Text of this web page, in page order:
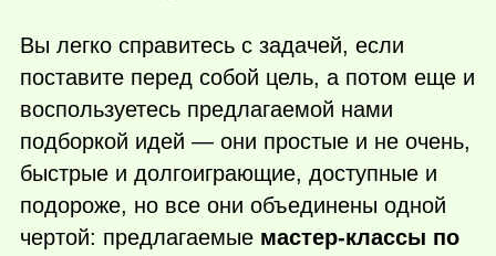
Вы легко справитесь с задачей, если
поставите перед собой цель, а потом еще и
воспользуетесь предлагаемой нами
подборкой идей — они простые и не очень,
быстрые и долгоиграющие, доступные и
подороже, но все они объединены одной
чертой: предлагаемые мастер-классы по